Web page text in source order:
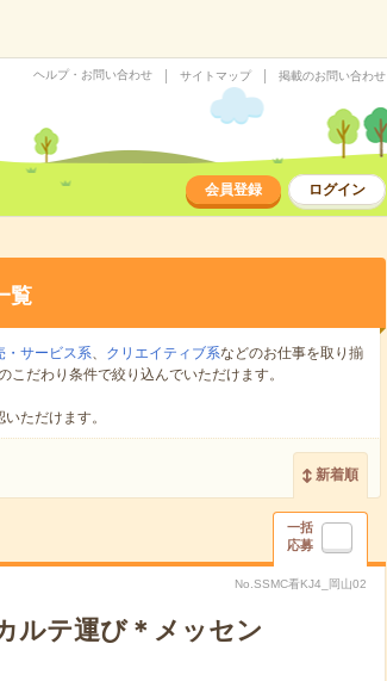
ヘルプ・お問い合わせ サイトマップ 掲載のお問い合わせ
会員登録 ログイン
覧
・サービス系、 クリエイティブ系などのお仕事を取り揃
こだわり条件で絞り込んでいただけます。
ただけます。
新着順
一括
応募
No.SSMC看KJ4_岡山02
ルテ運び＊メッセン